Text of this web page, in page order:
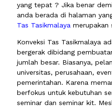
yang tepat ? Jika benar
anda berada di halaman
Tas Tasikmalaya merupakan
Konveksi Tas Tasikmalaya
bergerak dibidang
jumlah besar. Biasanya,
universitas, perusahaan,
pemerintahan. Karena
berfokus untuk kebutuhan
seminar dan seminar kit.